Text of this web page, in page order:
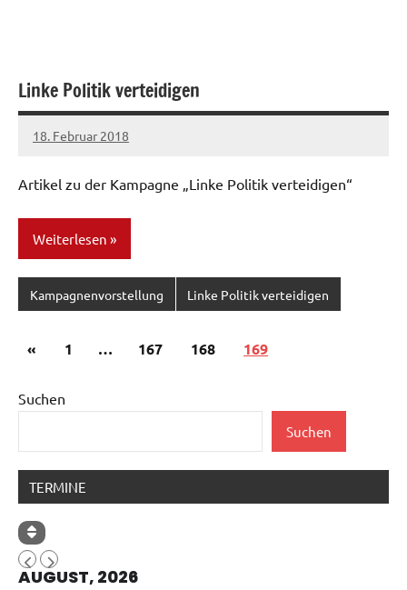
Linke Politik verteidigen
18. Februar 2018
admin
Artikel zu der Kampagne „Linke Politik verteidigen“
Weiterlesen
Kampagnenvorstellung Linke Politik verteidigen
Seitennummerierung
Beiträge
«Vorherige
1 … 167 168 169
Suchen
Suchen
TERMINE
AUGUST, 2026